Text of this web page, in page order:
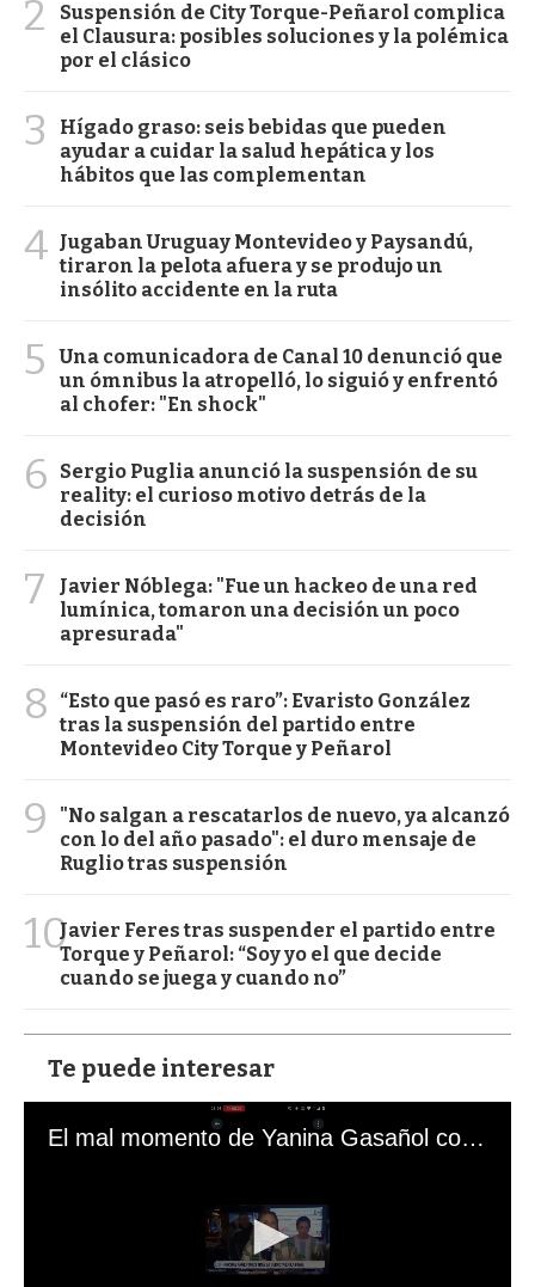
2
Suspensión de City Torque-Peñarol complica
el Clausura: posibles soluciones y la polémica
por el clásico
3
Hígado graso: seis bebidas que pueden
ayudar a cuidar la salud hepática y los
hábitos que las complementan
4 Jugaban Uruguay Montevideo y Paysandú,
tiraron la pelota afuera y se produjo un
insólito accidente en la ruta
5
Una comunicadora de Canal 10 denunció que
un ómnibus la atropelló, lo siguió y enfrentó
al chofer: "En shock"
6
Sergio Puglia anunció la suspensión de su
reality: el curioso motivo detrás de la
decisión
7
Javier Nóblega: "Fue un hackeo de una red
lumínica, tomaron una decisión un poco
apresurada"
8
“Esto que pasó es raro”: Evaristo González
tras la suspensión del partido entre
Montevideo City Torque y Peñarol
9
"No salgan a rescatarlos de nuevo, ya alcanzó
con lo del año pasado": el duro mensaje de
Ruglio tras suspensión
10Javier Feres tras suspender el partido entre
Torque y Peñarol: “Soy yo el que decide
cuando se juega y cuando no”
Te puede interesar
El mal momento de Yanina Gasañol con un hincha argentino en "Subrayado"